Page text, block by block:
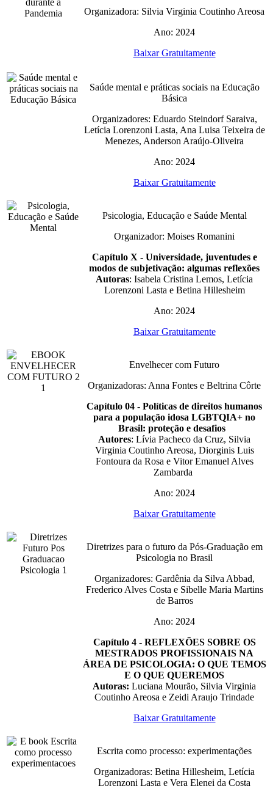
Organizadora: Silvia Virginia Coutinho Areosa
Ano: 2024
Baixar Gratuitamente
Saúde mental e práticas sociais na Educação
Básica
Organizadores: Eduardo Steindorf Saraiva,
Letícia Lorenzoni Lasta, Ana Luisa Teixeira de
Menezes, Anderson Araújo-Oliveira
Ano: 2024
Baixar Gratuitamente
Psicologia, Educação e Saúde Mental
Organizador: Moises Romanini
Capítulo X - Universidade, juventudes e
modos de subjetivação: algumas reflexões
Autoras: Isabela Cristina Lemos, Letícia
Lorenzoni Lasta e Betina Hillesheim
Ano: 2024
Baixar Gratuitamente
Envelhecer com Futuro
Organizadoras: Anna Fontes e Beltrina Côrte
Capítulo 04 - Políticas de direitos humanos
para a população idosa LGBTQIA+ no
Brasil: proteção e desafios
Autores: Lívia Pacheco da Cruz, Silvia
Virginia Coutinho Areosa, Diorginis Luis
Fontoura da Rosa e Vitor Emanuel Alves
Zambarda
Ano: 2024
Baixar Gratuitamente
Diretrizes para o futuro da Pós-Graduação em
Psicologia no Brasil
Organizadores: Gardênia da Silva Abbad,
Frederico Alves Costa e Sibelle Maria Martins
de Barros
Ano: 2024
Capítulo 4 - REFLEXÕES SOBRE OS
MESTRADOS PROFISSIONAIS NA
ÁREA DE PSICOLOGIA: O QUE TEMOS
E O QUE QUEREMOS
Autoras: Luciana Mourão, Silvia Virginia
Coutinho Areosa e Zeidi Araujo Trindade
Baixar Gratuitamente
Escrita como processo: experimentações
Organizadoras: Betina Hillesheim, Letícia
Lorenzoni Lasta e Vera Elenei da Costa